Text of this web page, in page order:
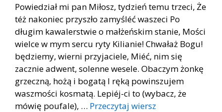
Powiedział mi pan Miłosz, tydzień temu trzeci, Że
téż nakoniec przyszło zamyśléć waszeci Po
długim kawalerstwie o małżeńskim stanie, Mości
wielce w mym sercu ryty Kilianie! Chwałaż Bogu!
będziemy, wierni przyjaciele, Miéć, nim się
zacznie adwent, solenne wesele. Obaczym żonkę
grzeczną, hożą i bogatą I ręką powinszujem
waszmości kosmatą. Lepiéj-ci to (wybacz, że
mówię poufale), … Przeczytaj wiersz